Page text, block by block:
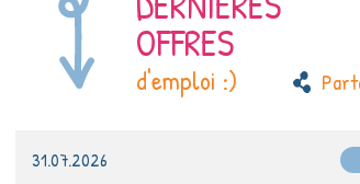
OFFRES
d'emploi :)
31.07.2026